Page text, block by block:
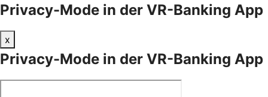
Privacy-Mode in der VR-Banking App
x
Privacy-Mode in der VR-Banking App